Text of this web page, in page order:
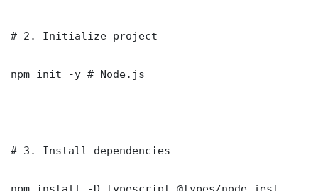
# 2. Initialize project
npm init -y # Node.js
# 3. Install dependencies